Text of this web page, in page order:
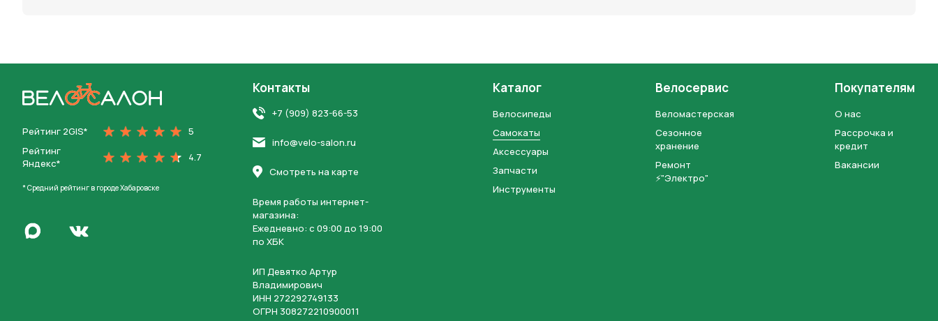
Рейтинг 2GIS*
5
Рейтинг
Яндекс*
4.7
* Средний рейтинг в городе Хабаровске
Написать в MaxПерейти во Вконтакте
Контакты
+7 (909) 823-66-53
info@velo-salon.ru
Смотреть на карте
Время работы интернет-
магазина:
Ежедневно: c 09:00 до 19:00
по ХБК
ИП Девятко Артур
Владимирович
ИНН 272292749133
ОГРН 308272210900011
Каталог
Велосипеды
Самокаты
Аксессуары
Запчасти
Инструменты
Велосервис
Веломастерская
Сезонное
хранение
Ремонт
⚡"Электро"
Покупателям
О нас
Рассрочка и
кредит
Вакансии